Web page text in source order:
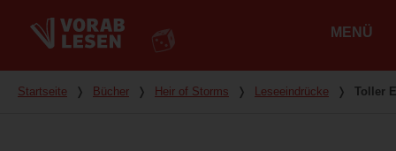
MENÜ
Du bist hier
Startseite ❭ Bücher ❭ Heir of Storms ❭ Leseeindrücke ❭ Toller